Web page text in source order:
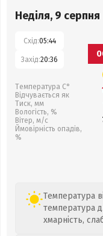
Неділя, 9 серпня
Схід:05:44
Захід:20:36
Температура С°
Відчувається як
Тиск, мм
Вологість, %
Вітер, м/с
Ймовірність опадів,
%
Температура
температура
хмарність,